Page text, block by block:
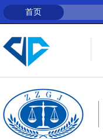
首页
智能云